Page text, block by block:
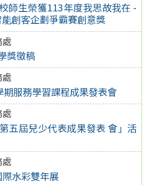
師生榮獲113年度我思故我在 -
創客企劃爭霸賽創意獎
處
獎徵稿
處
服務學習課程成果發表會
處
五屆兒少代表成果發表 會」活
處
水彩雙年展